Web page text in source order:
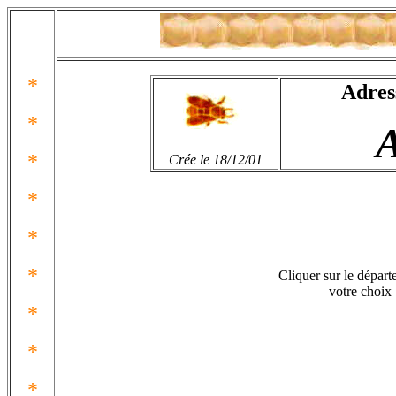
*
*
*
*
*
*
*
*
*
Crée le 18/12/01
Cliquer sur le
votre choix